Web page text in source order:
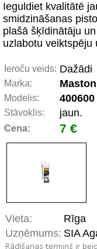
Ieguldiet kvalitātē
smidzināšanas
plašā šķīdinātāju
uzlabotu veiktspēju
Ieroču veids: Dažādi
Marka: Maston
Modelis: 400600
Stāvoklis: jaun.
Cena: 7 €
Vieta:
Rīga
Uzņēmums: SIA